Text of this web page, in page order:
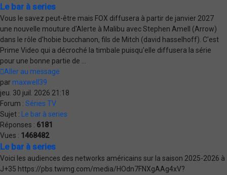
Le bar à series
Vous le savez peut-être mais FOX diffusera à partir de janvier 2027
une nouvelle mouture d'Alerte à Malibu avec Stephen Amell (Arrow)
dans le rôle d'hobie bucchanon, fils de Mitch (david hasselhoff). C'est
Prime Video qui a décroché la timbale puisqu'elle diffusera la série
pour une bonne partie de ...
Aller au message
par maxwell39
jeu. 30 juil. 2026 21:18
Forum : Séries TV
Sujet :
Le bar à series
Réponses : 6181
Vues : 1468482
Le bar à series
Voici les audiences des networks américains sur la saison 2025-2026 à
J+35 https://pbs.twimg.com/media/HOdn7FNXgAAg4xV?